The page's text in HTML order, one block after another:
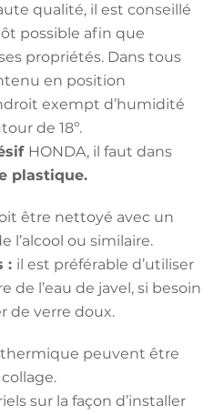
qualité, il est conseillé
possible afin que
propriétés. Dans tous
en position
exempt d’humidité
de 18º.
HONDA, il faut dans
plastique.
être nettoyé avec un
l’alcool ou similaire.
: il est préférable d’utiliser
de l’eau de javel, si besoin
de verre doux.
thermique peuvent être
sur la façon d’installer